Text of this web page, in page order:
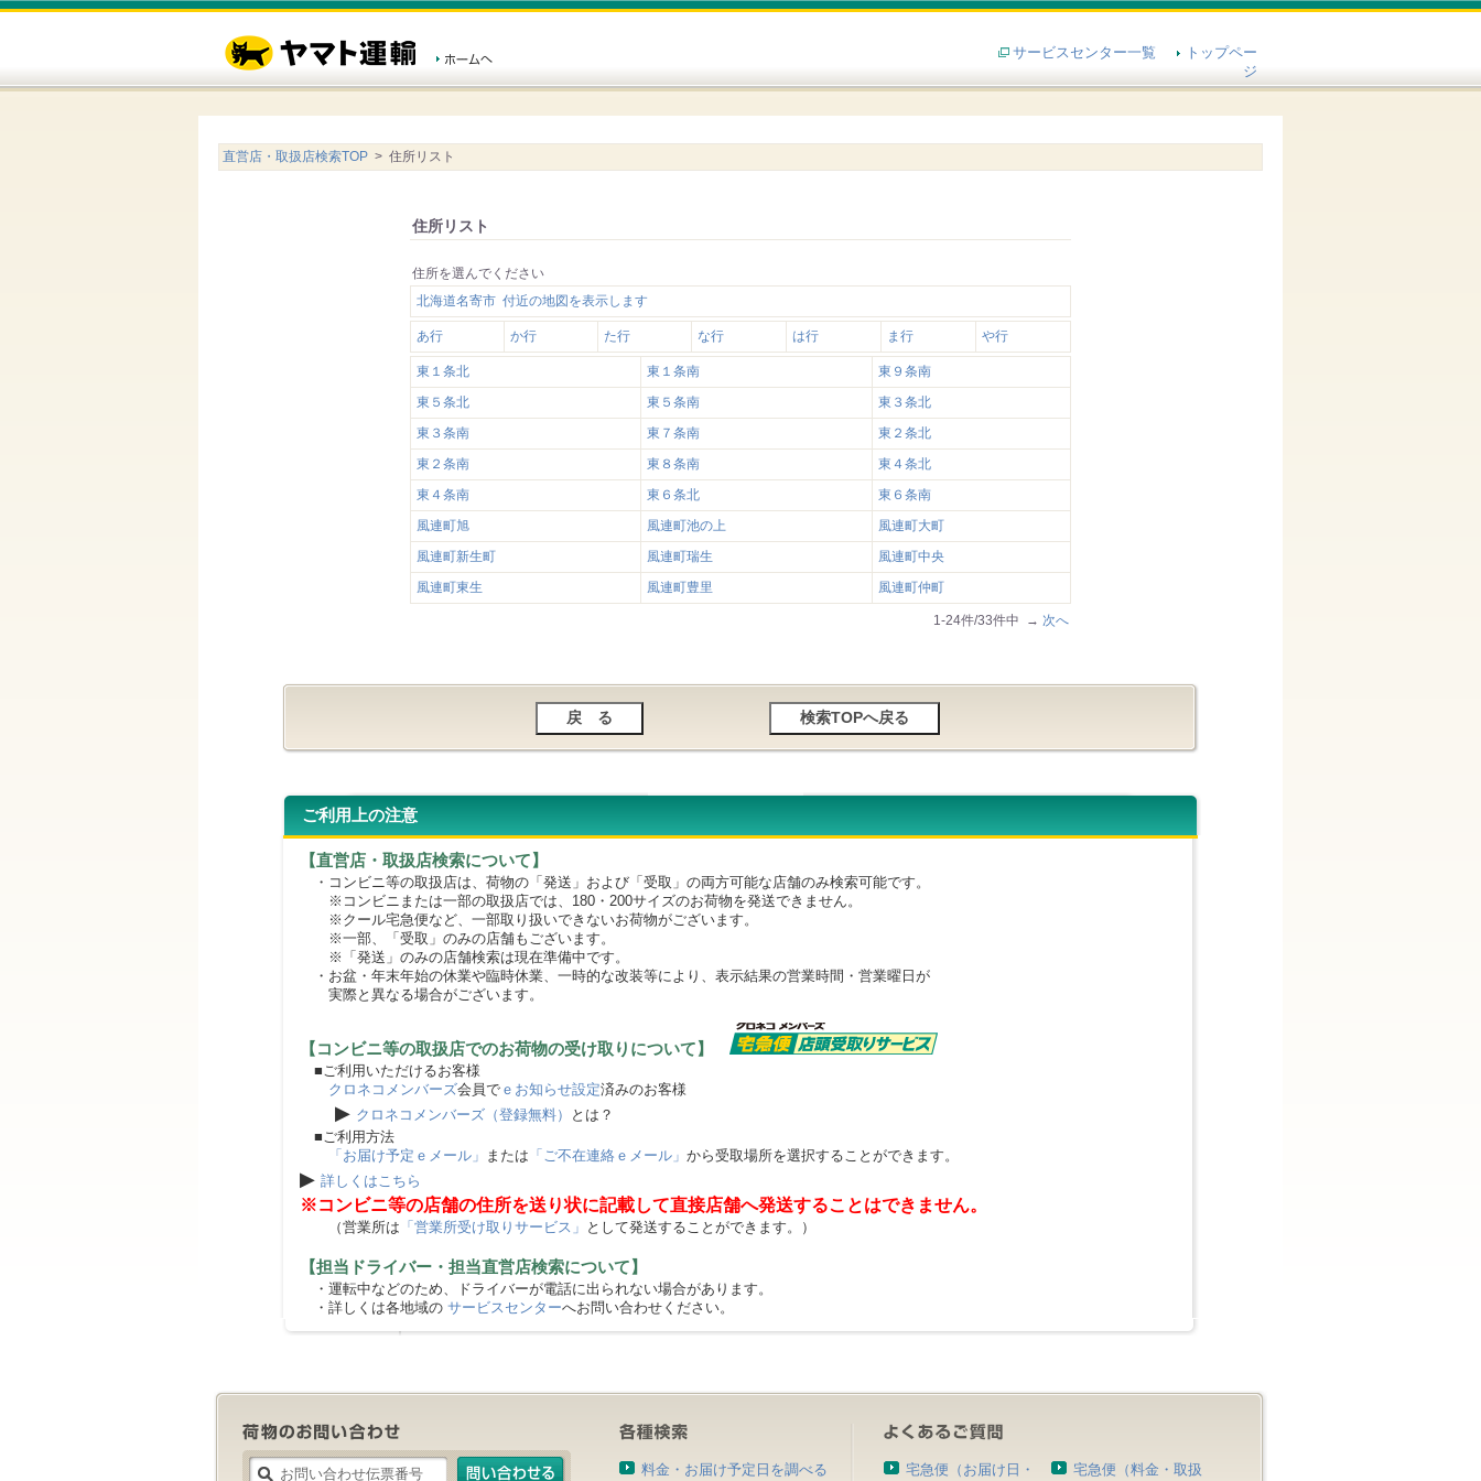
サービスセンター一覧
トップペー
ジ
直営店・取扱店検索TOP > 住所リスト
住所リスト
住所を選んでください
北海道名寄市 付近の地図を表示します
あ行 か行 た行 な行 は行 ま行 や行
東１条北 東１条南
東９条南
東５条北
東５条南
東３条北
東３条南
東７条南
東２条北
東２条南
東８条南
東４条北
東４条南
東６条北
東６条南
風連町旭
風連町池の上
風連町大町
風連町新生町
風連町瑞生
風連町中央
風連町東生
風連町豊里 風連町仲町
1-24件/33件中 → 次へ
ご利用上の注意
【直営店・取扱店検索について】
・コンビニ等の取扱店は、荷物の「発送」および「受取」の両方可能な店舗のみ検索可能です。
※コンビニまたは一部の取扱店では、180・200サイズのお荷物を発送できません。
※クール宅急便など、一部取り扱いできないお荷物がございます。
※一部、「受取」のみの店舗もございます。
※「発送」のみの店舗検索は現在準備中です。
・お盆・年末年始の休業や臨時休業、一時的な改装等により、表示結果の営業時間・営業曜日が
実際と異なる場合がございます。
【コンビニ等の取扱店でのお荷物の受け取りについて】
■ご利用いただけるお客様
クロネコメンバーズ会員で ｅお知らせ設定済みのお客様
▶ クロネコメンバーズ（登録無料）
とは？
■ご利用方法
「お届け予定ｅメール」 または 「ご不在連絡ｅメール」 から受取場所を選択することができます。
▶ 詳しくはこちら
※コンビニ等の店舗の住所を送り状に記載して直接店舗へ発送することはできません。
（営業所は 「営業所受け取りサービス」 として発送することができます。）
【担当ドライバー・担当直営店検索について】
・運転中などのため、ドライバーが電話に出られない場合があります。
・詳しくは各地域の サービスセンターへお問い合わせください。
料金・お届け予定日を調べる 宅急便（お届け日・ 宅急便（料金・取扱